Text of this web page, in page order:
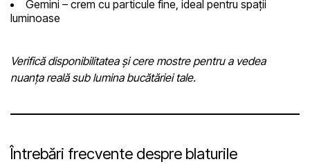
Gemini – crem cu particule fine, ideal pentru spații
luminoase
Verifică disponibilitatea și cere mostre pentru a vedea
nuanța reală sub lumina bucătăriei tale.
Întrebări frecvente despre blaturile